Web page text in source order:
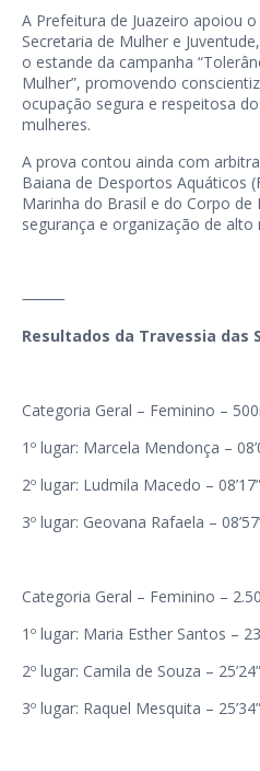
A Prefeitura de Juazeiro apoiou
Secretaria de Mulher e
o estande da campanha
Mulher”, promovendo
ocupação segura e respeitosa
mulheres.
A prova contou ainda com
Baiana de Desportos Aquáticos
Marinha do Brasil e do Corpo
segurança e organização de alto
⸻
Resultados da Travessia das
Categoria Geral – Feminino –
1º lugar: Marcela Mendonça –
2º lugar: Ludmila Macedo – 08’17”
3º lugar: Geovana Rafaela –
Categoria Geral – Feminino –
1º lugar: Maria Esther Santos –
2º lugar: Camila de Souza – 25’24”
3º lugar: Raquel Mesquita – 25’34”